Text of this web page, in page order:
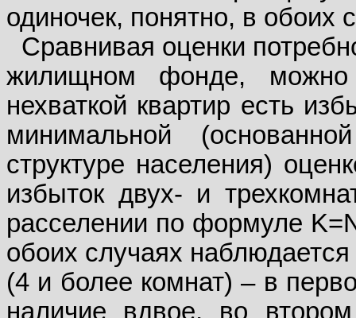
одиночек, понятно, в обоих
Сравнивая оценки
жилищном фонде,
нехваткой квартир есть
минимальной
структуре населения)
избыток двух- и
расселении по формуле
обоих случаях
(4 и более комнат) – в
наличие вдвое, во